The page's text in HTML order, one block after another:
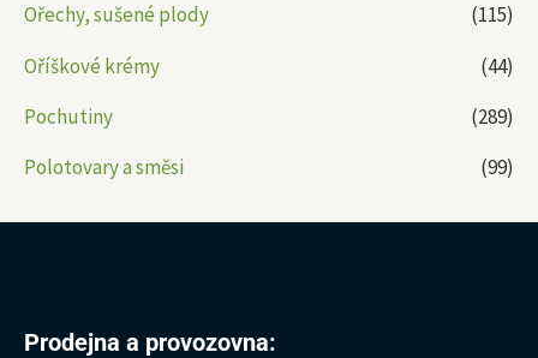
Ořechy, sušené plody
(115)
Oříškové krémy
(44)
Pochutiny
(289)
Polotovary a směsi
(99)
Prodejna a provozovna: